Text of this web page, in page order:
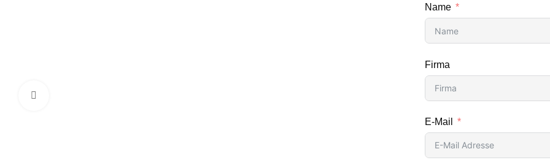
Name
Firma
E-Mail